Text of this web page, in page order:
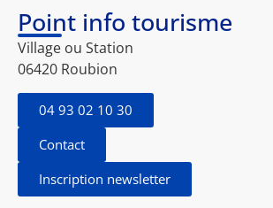
Point info tourisme
Village ou Station
06420 Roubion
04 93 02 10 30
Contact
Inscription newsletter